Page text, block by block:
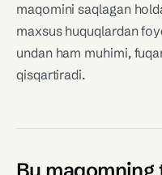
maqomini saqlagan
maxsus huquqlardan
undan ham muhimi,
qisqartiradi.
Bu